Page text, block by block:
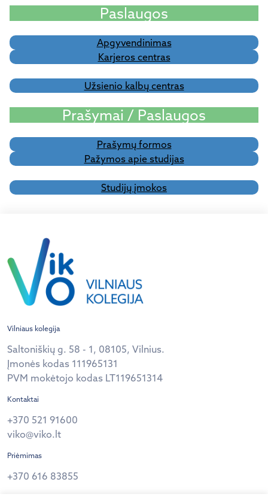
Paslaugos
Apgyvendinimas
Karjeros centras
Užsienio kalbų centras
Prašymai / Paslaugos
Prašymų formos
Pažymos apie studijas
Studijų įmokos
Vilniaus kolegija
Saltoniškių g. 58 - 1, 08105, Vilnius.
Įmonės kodas 111965131
PVM mokėtojo kodas LT119651314
Kontaktai
+370 521 91600
viko@viko.lt
Priėmimas
+370 616 83855